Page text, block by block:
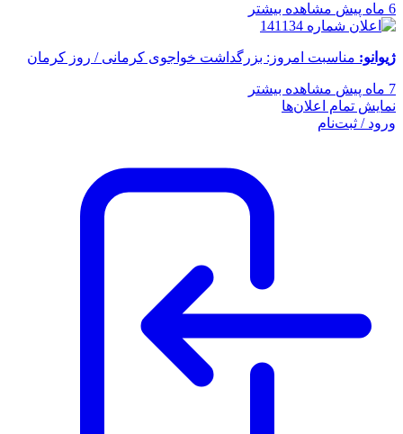
6 ماه پیش مشاهده بیشتر
ژیوانو: مناسبت امروز: بزرگداشت خواجوی کرمانی / روز کرمان
7 ماه پیش
مشاهده بیشتر
نمایش تمام اعلان‌ها
ورود / ثبت‌نام